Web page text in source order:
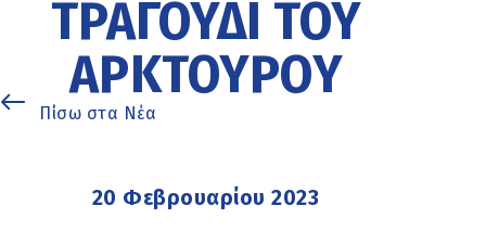
ΤΡΑΓΟΎΔΙ ΤΟΥ
ΑΡΚΤΟΎΡΟΥ
Πίσω στα Νέα
20 Φεβρουαρίου 2023